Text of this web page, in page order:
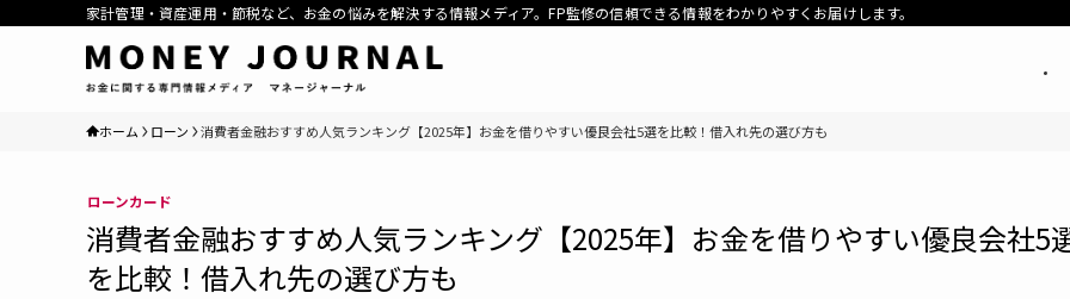
家計管理・資産運用・節税など、お金の悩みを解決する情報メディア。FP監修の信頼できる情報をわかりやすくお届けします。
ホーム ローン 消費者金融おすすめ人気ランキング【2025年】お金を借りやすい優良会社5選を比較！借入れ先の選び方も
ローンカード
消費者金融おすすめ人気ランキング【2025年】お金を借りやすい優良会社5
を比較！借入れ先の選び方も